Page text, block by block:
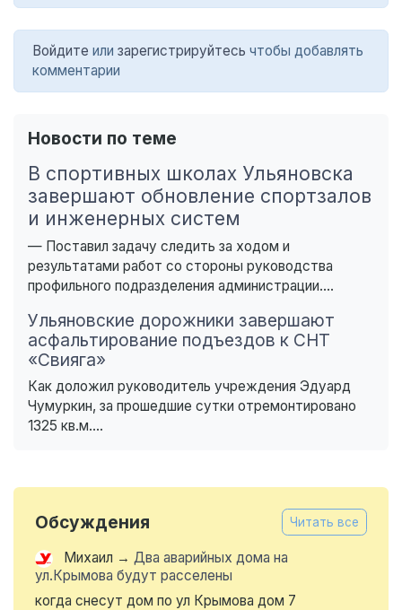
Войдите или зарегистрируйтесь чтобы добавлять
комментарии
Новости по теме
В спортивных школах Ульяновска
завершают обновление спортзалов
и инженерных систем
— Поставил задачу следить за ходом и
результатами работ со стороны руководства
профильного подразделения администрации....
Ульяновские дорожники завершают
асфальтирование подъездов к СНТ
«Свияга»
Как доложил руководитель учреждения Эдуард
Чумуркин, за прошедшие сутки отремонтировано
1325 кв.м....
Обсуждения Читать все
Михаил → Два аварийных дома на
ул.Крымова будут расселены
когда снесут дом по ул Крымова дом 7